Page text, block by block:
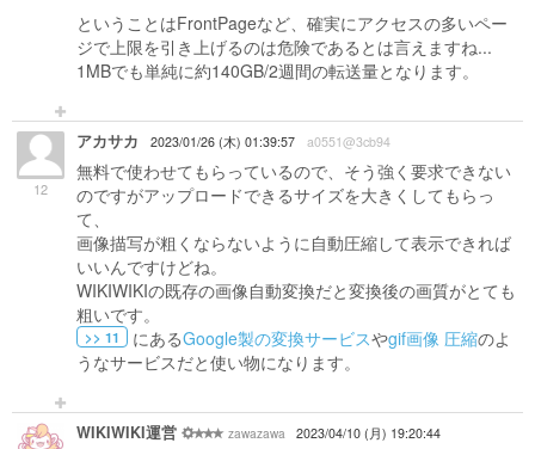
ということはFrontPageなど、確実にアクセスの多いペー
ジで上限を引き上げるのは危険であるとは言えますね...
1MBでも単純に約140GB/2週間の転送量となります。
12
アカサカ 2023/01/26 (木) 01:39:57 a0551@3cb94
無料で使わせてもらっているので、そう強く要求できない
のですがアップロードできるサイズを大きくしてもらっ
て、
画像描写が粗くならないように自動圧縮して表示できれば
いいんですけどね。
WIKIWIKIの既存の画像自動変換だと変換後の画質がとても
粗いです。
>> 11 にあるGoogle製の変換サービスやgif画像 圧縮のよ
うなサービスだと使い物になります。
WIKIWIKI運営 zawazawa 2023/04/10 (月) 19:20:44